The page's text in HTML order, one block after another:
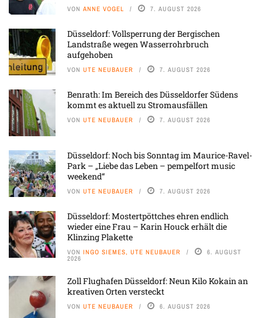
VON ANNE VOGEL 7. AUGUST 2026
Düsseldorf: Vollsperrung der Bergischen
Landstraße wegen Wasserrohrbruch
aufgehoben
VON UTE NEUBAUER 7. AUGUST 2026
Benrath: Im Bereich des Düsseldorfer Südens
kommt es aktuell zu Stromausfällen
VON UTE NEUBAUER 7. AUGUST 2026
Düsseldorf: Noch bis Sonntag im Maurice-Ravel-
Park – „Liebe das Leben – pempelfort music
weekend“
VON UTE NEUBAUER 7. AUGUST 2026
Düsseldorf: Mostertpöttches ehren endlich
wieder eine Frau – Karin Houck erhält die
Klinzing Plakette
VON INGO SIEMES, UTE NEUBAUER 6. AUGUST
2026
Zoll Flughafen Düsseldorf: Neun Kilo Kokain an
kreativen Orten versteckt
VON UTE NEUBAUER 6. AUGUST 2026